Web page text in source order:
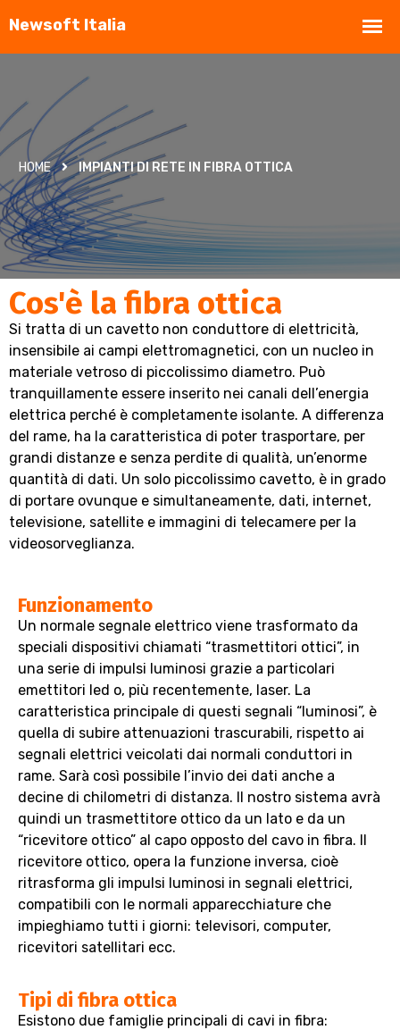
HOME IMPIANTI DI RETE IN FIBRA OTTICA
Cos'è la fibra ottica
Si tratta di un cavetto non conduttore di elettricità,
insensibile ai campi elettromagnetici, con un nucleo in
materiale vetroso di piccolissimo diametro. Può
tranquillamente essere inserito nei canali dell’energia
elettrica perché è completamente isolante. A differenza
del rame, ha la caratteristica di poter trasportare, per
grandi distanze e senza perdite di qualità, un’enorme
quantità di dati. Un solo piccolissimo cavetto, è in grado
di portare ovunque e simultaneamente, dati, internet,
televisione, satellite e immagini di telecamere per la
videosorveglianza.
Funzionamento
Un normale segnale elettrico viene trasformato da
speciali dispositivi chiamati “trasmettitori ottici”, in
una serie di impulsi luminosi grazie a particolari
emettitori led o, più recentemente, laser. La
caratteristica principale di questi segnali “luminosi”, è
quella di subire attenuazioni trascurabili, rispetto ai
segnali elettrici veicolati dai normali conduttori in
rame. Sarà così possibile l’invio dei dati anche a
decine di chilometri di distanza. Il nostro sistema avrà
quindi un trasmettitore ottico da un lato e da un
“ricevitore ottico” al capo opposto del cavo in fibra. Il
ricevitore ottico, opera la funzione inversa, cioè
ritrasforma gli impulsi luminosi in segnali elettrici,
compatibili con le normali apparecchiature che
impieghiamo tutti i giorni: televisori, computer,
ricevitori satellitari ecc.
Tipi di fibra ottica
Esistono due famiglie principali di cavi in fibra: